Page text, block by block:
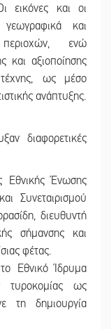
εικόνες και οι
γεωγραφικά και
περιοχών, ενώ
και αξιοποίησης
τέχνης, ως μέσο
ανάπτυξης.
διαφορετικές
Εθνικής Ένωσης
Συνεταιρισμού
διευθυντή
σήμανσης και
φέτας.
Εθνικό Ίδρυμα
τυροκομίας ως
τη δημιουργία